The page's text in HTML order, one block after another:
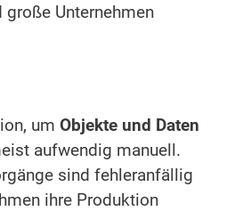
Unternehmen
um Objekte und Daten
aufwendig manuell.
sind fehleranfällig
ihre Produktion